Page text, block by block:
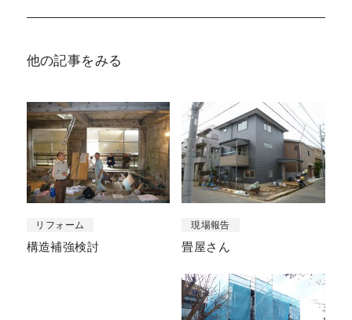
他の記事をみる
リフォーム
構造補強検討
現場報告
畳屋さん